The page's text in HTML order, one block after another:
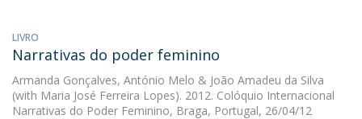
LIVRO
Narrativas do poder feminino
Armanda Gonçalves, António Melo & João Amadeu da Silva
(with Maria José Ferreira Lopes). 2012. Colóquio Internacional
Narrativas do Poder Feminino, Braga, Portugal, 26/04/12